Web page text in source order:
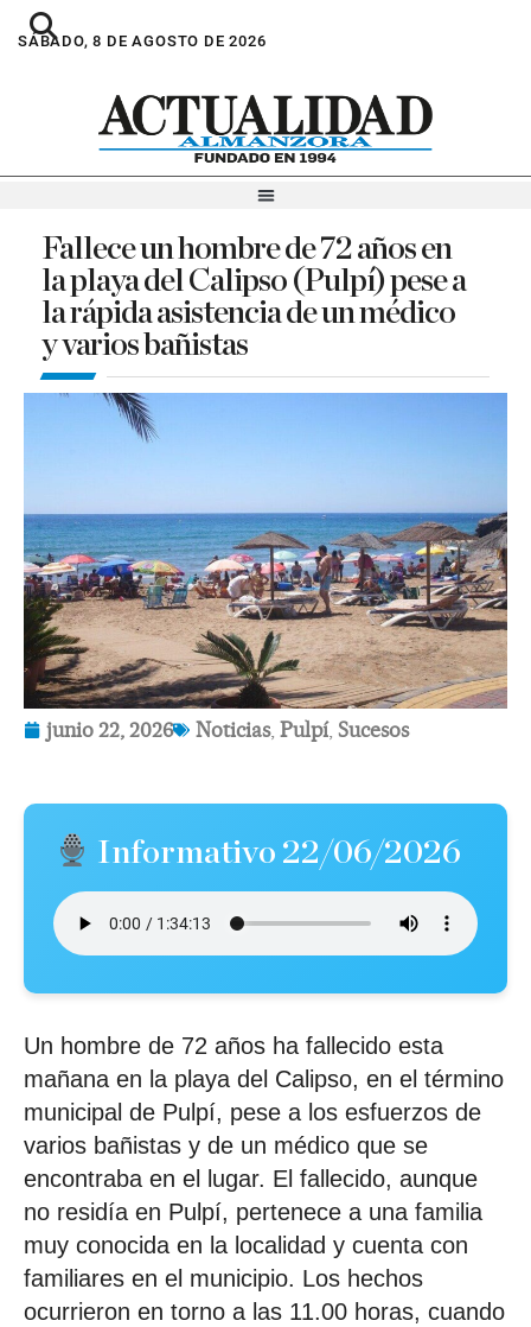
SÁBADO, 8 DE AGOSTO DE 2026
Fallece un hombre de 72 años en
la playa del Calipso (Pulpí) pese a
la rápida asistencia de un médico
y varios bañistas
junio 22, 2026 Noticias, Pulpí, Sucesos
Informativo 22/06/2026
Un hombre de 72 años ha fallecido esta
mañana en la playa del Calipso, en el término
municipal de Pulpí, pese a los esfuerzos de
varios bañistas y de un médico que se
encontraba en el lugar. El fallecido, aunque
no residía en Pulpí, pertenece a una familia
muy conocida en la localidad y cuenta con
familiares en el municipio. Los hechos
ocurrieron en torno a las 11.00 horas, cuando